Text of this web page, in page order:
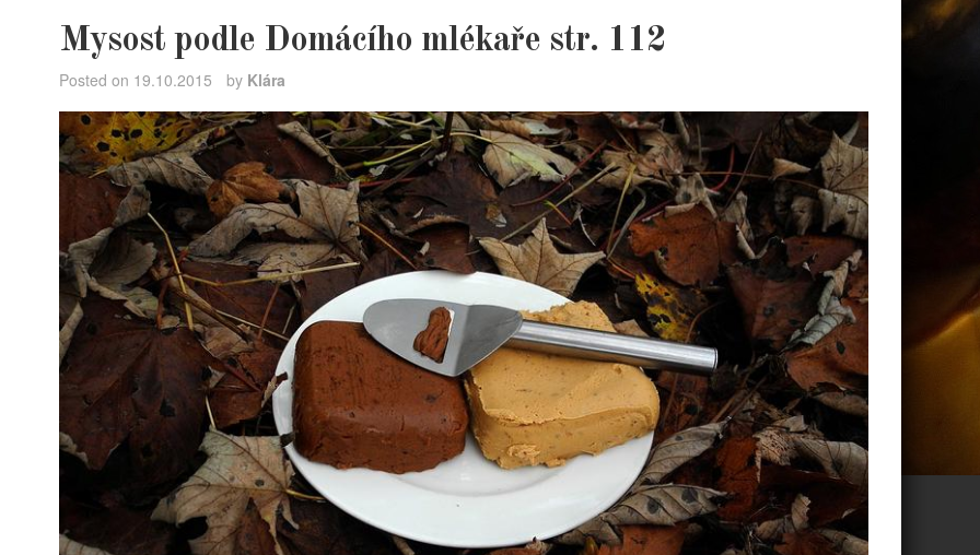
Mysost podle Domácího mlékaře str. 112
Posted on 19.10.2015 by Klára